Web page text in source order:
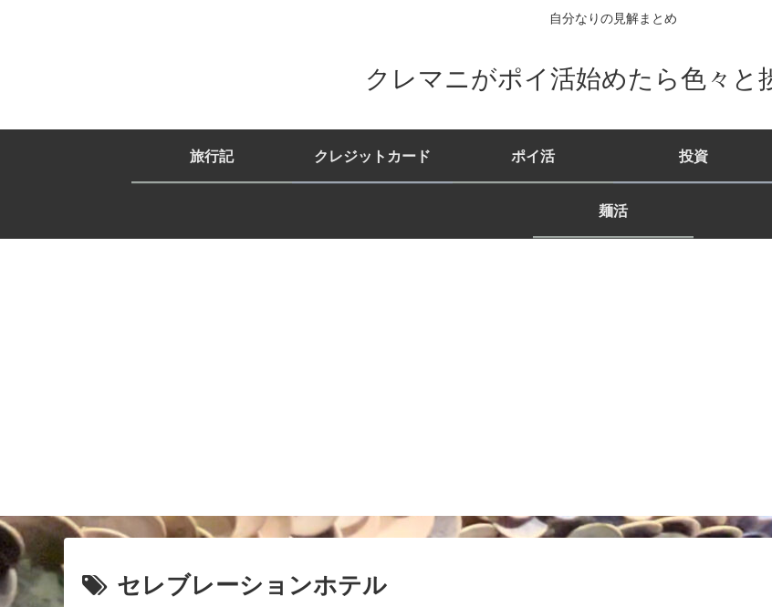
自分なりの見解まとめ
クレマニがポイ活始めたら色々と
旅行記 クレジットカード ポイ活 投資
麺活
セレブレーションホテル